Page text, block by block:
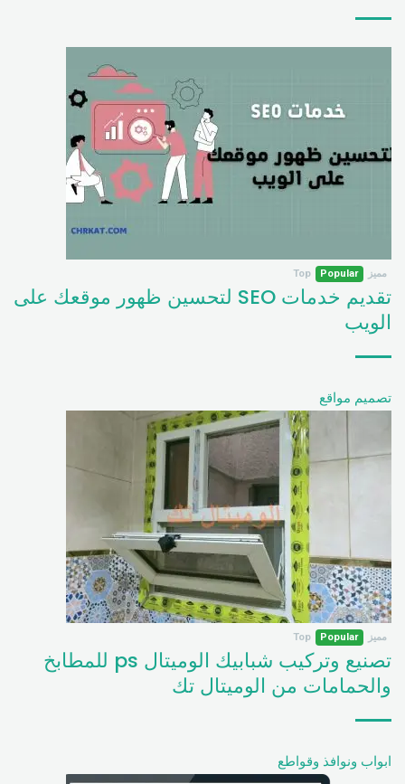
مميز Popular
Top
تقديم خدمات SEO لتحسين ظهور موقعك على
الويب
تصميم مواقع
مميز Popular
Top
تصنيع وتركيب شبابيك الوميتال ps للمطابخ
والحمامات من الوميتال تك
ابواب ونوافذ وقواطع